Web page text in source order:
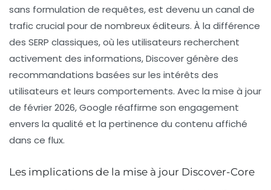
sans formulation de requêtes, est devenu un canal de
trafic crucial pour de nombreux éditeurs. À la différence
des SERP classiques, où les utilisateurs recherchent
activement des informations, Discover génère des
recommandations basées sur les intérêts des
utilisateurs et leurs comportements. Avec la mise à jour
de février 2026, Google réaffirme son engagement
envers la qualité et la pertinence du contenu affiché
dans ce flux.
Les implications de la mise à jour Discover-Core